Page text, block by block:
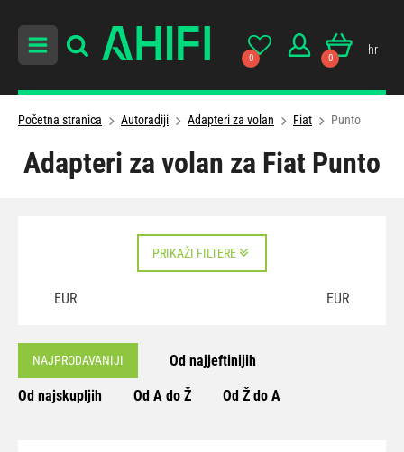
0 0
hr
Početna stranica Autoradiji Adapteri za volan Fiat Punto
Adapteri za volan za Fiat Punto
PRIKAŽI FILTERE
EUR EUR
NAJPRODAVANIJI Od najjeftinijih
Od najskupljih Od A do Ž Od Ž do A